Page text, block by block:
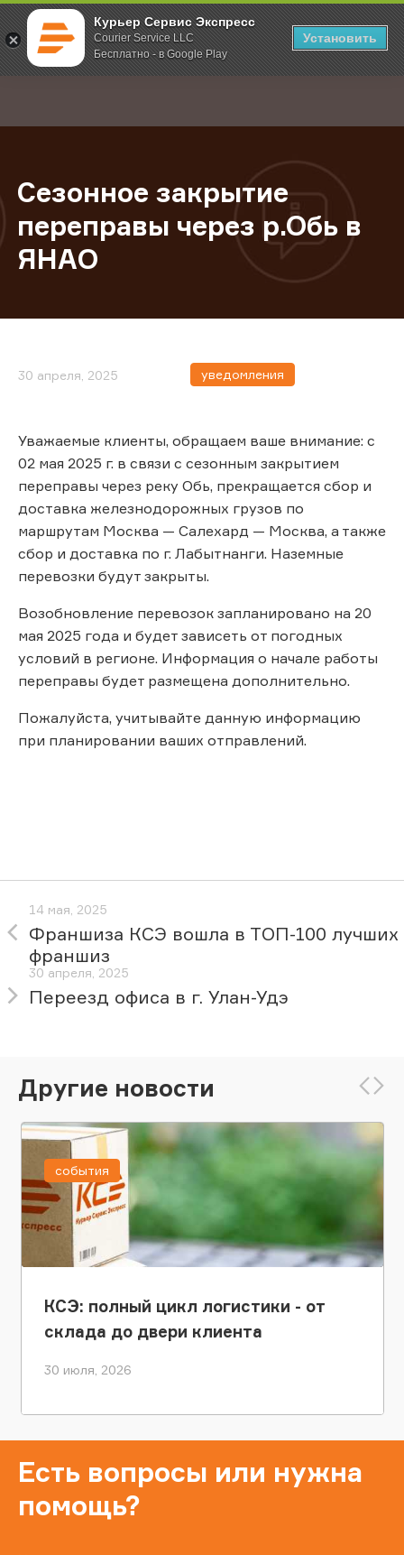
Курьер Сервис Экспресс
Courier Service LLC
Бесплатно - в Google Play
Установить
; Главная О компании Новости Сезонное закрытие переправы
Сезонное закрытие
переправы через р.Обь в
ЯНАО
30 апреля, 2025 уведомления
Уважаемые клиенты, обращаем ваше внимание: с
02 мая 2025 г. в связи с сезонным закрытием
переправы через реку Обь, прекращается сбор и
доставка железнодорожных грузов по
маршрутам Москва — Салехард — Москва, а также
сбор и доставка по г. Лабытнанги. Наземные
перевозки будут закрыты.
Возобновление перевозок запланировано на 20
мая 2025 года и будет зависеть от погодных
условий в регионе. Информация о начале работы
переправы будет размещена дополнительно.
Пожалуйста, учитывайте данную информацию
при планировании ваших отправлений.
14 мая, 2025
Франшиза КСЭ вошла в ТОП-100 лучших
франшиз
30 апреля, 2025
Переезд офиса в г. Улан-Удэ
Другие новости
КСЭ: полный цикл логистики - от
склада до двери клиента
30 июля, 2026
события
Есть вопросы или нужна
помощь?